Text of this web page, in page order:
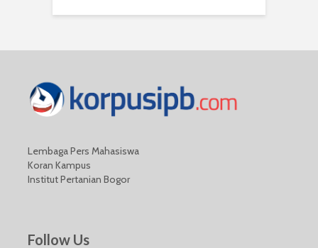
Lembaga Pers Mahasiswa
Koran Kampus
Institut Pertanian Bogor
Follow Us